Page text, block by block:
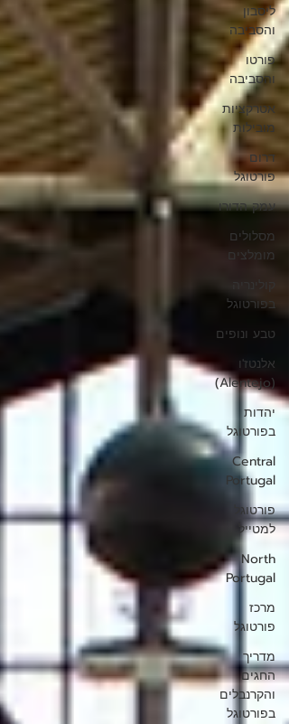
ליסבון
והסביבה
פורטו
והסביבה
אטרקציות
מובילות
דרום
פורטוגל
עמק הדורו
מסלולים
מומלצים
בפורטוגל
טבע ונופים
אלנטז'ו
(Alentejo)
יהדות
בפורטוגל
Central
Portugal
פורטוגל
למטייל
North
Portugal
מרכז
פורטוגל
מדריך
החגים
והקרנבלים
בפורטוגל